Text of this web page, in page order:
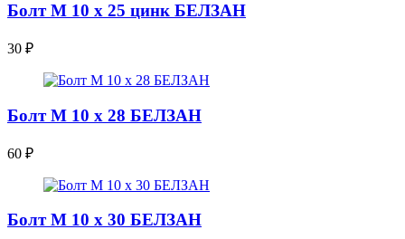
Болт М 10 х 25 цинк БЕЛЗАН
30 ₽
Болт М 10 х 28 БЕЛЗАН
60 ₽
Болт М 10 х 30 БЕЛЗАН